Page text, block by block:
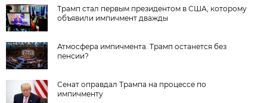
Трамп стал первым президентом в США, которому
объявили импичмент дважды
Атмосфера импичмента. Трамп останется без
пенсии?
Сенат оправдал Трампа на процессе по
импичменту